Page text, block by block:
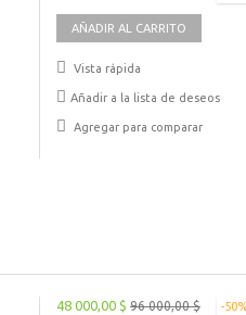
AÑADIR AL CARRITO
Vista rápida
Añadir a la lista de deseos
Agregar para comparar
48 000,00 $ 96 000,00 $ -50%